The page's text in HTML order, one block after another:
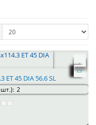
ET 45 DIA 56.6 SL
2